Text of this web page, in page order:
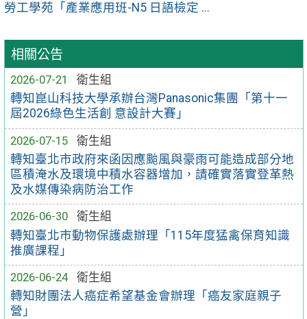
相關公告
2026-07-21
衛生組
轉知崑山科技大學承辦台灣Panasonic集團「第十一
屆2026綠色生活創 意設計大賽」
2026-07-15
衛生組
轉知臺北市政府來函因應颱風與豪雨可能造成部分地
區積淹水及環境中積水容器增加，請確實落實登革熱
及水媒傳染病防治工作
2026-06-30
衛生組
轉知臺北市動物保護處辦理「115年度猛禽保育知識
推廣課程」
2026-06-24
衛生組
轉知財團法人癌症希望基金會辦理「癌友家庭親子
營」
勞工學苑「產業應用班-N5 日語檢定 ...